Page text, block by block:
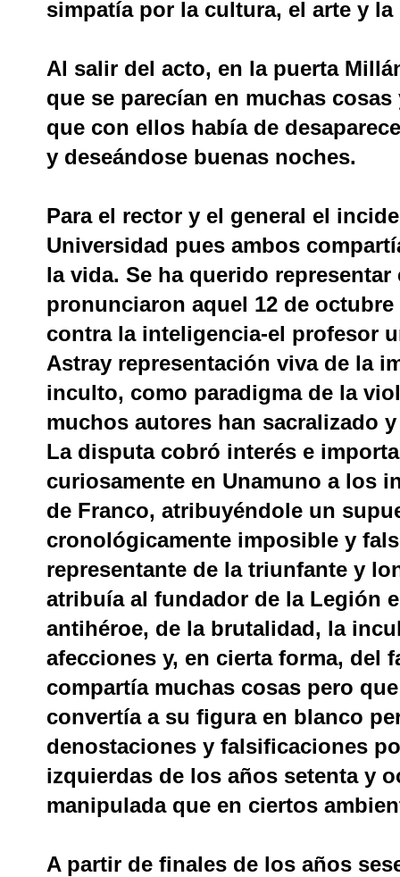
simpatía por la cultura, el arte y
Al salir del acto, en la puerta
que se parecían en muchas
que con ellos había de
y deseándose buenas noches.
Para el rector y el general el
Universidad pues ambos
la vida. Se ha querido
pronunciaron aquel 12 de
contra la inteligencia-el profesor
Astray representación viva de la
inculto, como paradigma de la
muchos autores han sacralizado
La disputa cobró interés e
curiosamente en Unamuno a los
de Franco, atribuyéndole un
cronológicamente imposible y
representante de la triunfante y
atribuía al fundador de la Legión
antihéroe, de la brutalidad, la
afecciones y, en cierta forma, del
compartía muchas cosas pero
convertía a su figura en blanco
denostaciones y falsificaciones
izquierdas de los años setenta y
manipulada que en ciertos
A partir de finales de los años